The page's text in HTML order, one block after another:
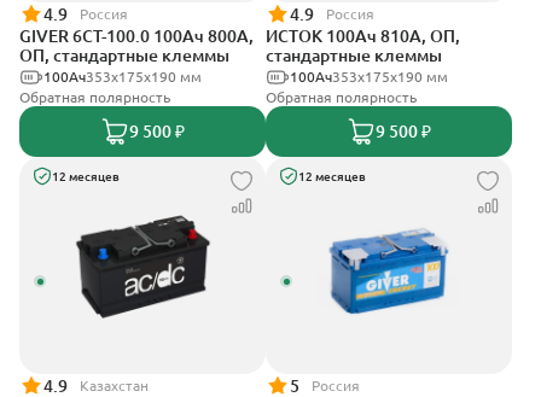
4.9 Россия
GIVER 6CT-100.0 100Ач 800А,
ОП, стандартные клеммы
353х175х190 мм
100Ач
Обратная полярность
9 500 ₽
4.9 Россия
ИСТОК 100Ач 810А, ОП,
стандартные клеммы
353х175х190 мм
100Ач
Обратная полярность
9 500 ₽
12 месяцев
4.9 Казахстан
12 месяцев
5 Россия